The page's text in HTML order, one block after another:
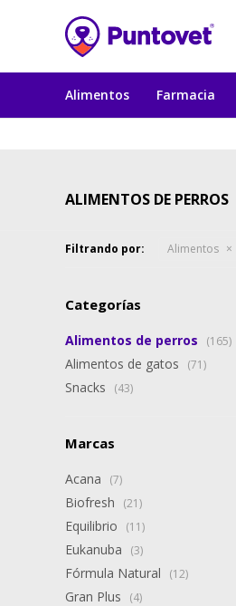
Alimentos Farmacia
ALIMENTOS DE PERROS
Filtrando por: Alimentos
Categorías
Alimentos de perros (165)
Alimentos de gatos (71)
Snacks (43)
Marcas
Acana (7)
Biofresh (21)
Equilibrio (11)
Eukanuba (3)
Fórmula Natural (12)
Gran Plus (4)